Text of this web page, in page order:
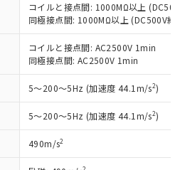
コイルと接点間: 1000MΩ以上
同極接点間: 1000MΩ以上 (DC500V絶
コイルと接点間: AC2500V 1min
同極接点間: AC2500V 1min
5～200～5Hz (加速度 44.1m/s2)
5～200～5Hz (加速度 44.1m/s2)
490m/s2
は、当社制御機器事業取扱
在庫状況および標準価格
させていただくもので
器事業取扱商品の中には、
の対象外となる商品もある
ください。
よび標準価格照会結果は、
る更新日時点での社内デー
作成されるものであり、閲
RoHS指令（10物質）の
を調査中または確認中の
ンス料など無形物で、有
のない商品です。
り、非含有部品として
品と判明した場合などや
ことがあります。
質）：
水銀(Hg) 1000ppm以下、 カド
表
材料含有率が中国RoHSの
ことを示します。
料含有率が中国RoHSの
ることを示します。
。当社販売部門へお問
ら貴社製品のうち、外国
外国貿易法に定める商品
貨物等」という）を輸出
への提供する場合は、日本